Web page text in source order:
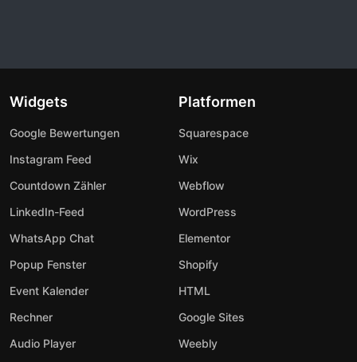
Widgets
Google Bewertungen
Instagram Feed
Countdown Zähler
LinkedIn-Feed
WhatsApp Chat
Popup Fenster
Event Kalender
Rechner
Audio Player
Platformen
Squarespace
Wix
Webflow
WordPress
Elementor
Shopify
HTML
Google Sites
Weebly